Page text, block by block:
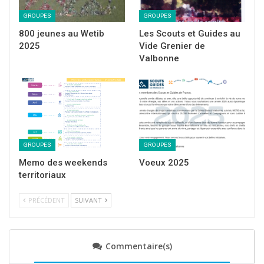
Du mégot de cigarette aux barres de fer et autres
objets incongrus, rien n’a été épargné aux regards
affutés de nos
jeunes scouts. Avec autant d’entrain que s’ils avaient
GROUPES
800 jeunes au Wetib
2025
GROUPES
Les Scouts et Guides au
Vide Grenier de
Valbonne
GROUPES
Memo des weekends
territoriaux
GROUPES
Voeux 2025
PRÉCÉDENT SUIVANT
Commentaire(s)